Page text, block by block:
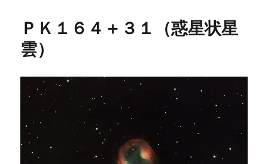
ＰＫ１６４＋３１（惑星状星
雲）